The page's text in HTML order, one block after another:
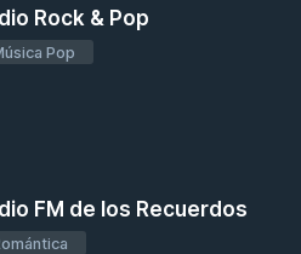
Rock & Pop
Pop
FM de los Recuerdos